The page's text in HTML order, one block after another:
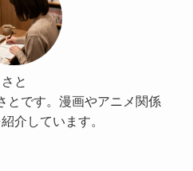
さと
とです。漫画やアニメ関係
介しています。